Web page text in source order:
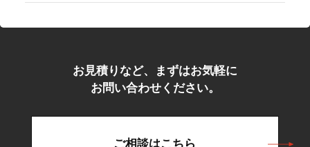
お見積りなど、まずはお気軽に
お問い合わせください。
ご相談はこちら